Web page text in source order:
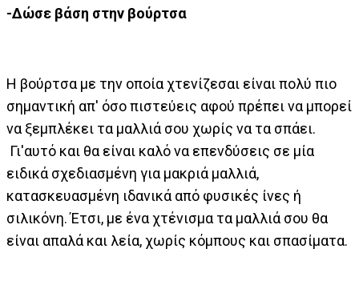
-Δώσε βάση στην βούρτσα
Η βούρτσα με την οποία χτενίζεσαι είναι πολύ πιο
σημαντική απ' όσο πιστεύεις αφού πρέπει να μπορεί
να ξεμπλέκει τα μαλλιά σου χωρίς να τα σπάει.
Γι'αυτό και θα είναι καλό να επενδύσεις σε μία
ειδικά σχεδιασμένη για μακριά μαλλιά,
κατασκευασμένη ιδανικά από φυσικές ίνες ή
σιλικόνη. Έτσι, με ένα χτένισμα τα μαλλιά σου θα
είναι απαλά και λεία, χωρίς κόμπους και σπασίματα.